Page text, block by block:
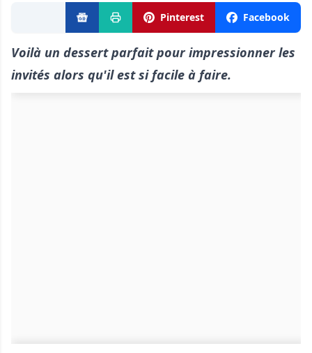
Pinterest Facebook
Voilà un dessertparfait pour impressionner les
invités alors qu'il estsi facile à faire.